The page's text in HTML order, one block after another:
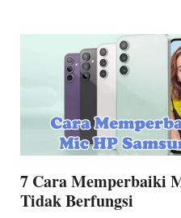
7 Cara Memperbaiki
Tidak Berfungsi